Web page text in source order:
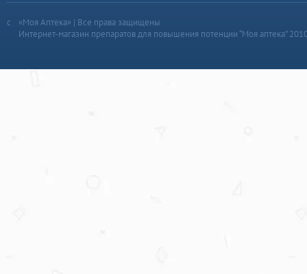
«Моя Аптека» | Все права защищены
Интернет-магазин препаратов для повышения потенции “Моя аптека”